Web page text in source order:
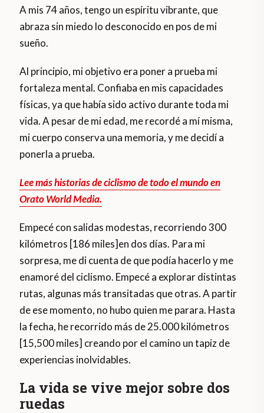
A mis 74 años, tengo un espíritu vibrante, que
abraza sin miedo lo desconocido en pos de mi
sueño.
Al principio, mi objetivo era poner a prueba mi
fortaleza mental. Confiaba en mis capacidades
físicas, ya que había sido activo durante toda mi
vida. A pesar de mi edad, me recordé a mí misma,
mi cuerpo conserva una memoria, y me decidí a
ponerla a prueba.
Lee más historias de ciclismo de todo el mundo en
Orato World Media.
Empecé con salidas modestas, recorriendo 300
kilómetros [186 miles]en dos días. Para mi
sorpresa, me di cuenta de que podía hacerlo y me
enamoré del ciclismo. Empecé a explorar distintas
rutas, algunas más transitadas que otras. A partir
de ese momento, no hubo quien me parara. Hasta
la fecha, he recorrido más de 25.000 kilómetros
[15,500 miles] creando por el camino un tapiz de
experiencias inolvidables.
La vida se vive mejor sobre dos
ruedas